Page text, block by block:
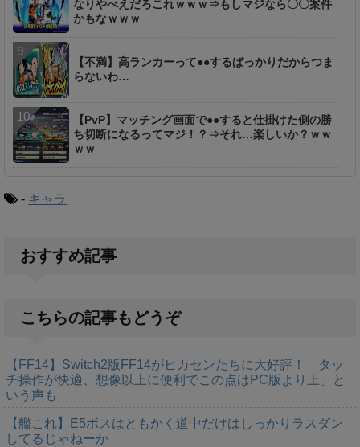
なりやべえだろこれｗｗｗ⇒もしマジなら〇〇案件
かもなｗｗｗ
【不満】高ランカーって●●するばっかりだからつま
らないわ…
【PvP】マッチング画面で●●すると仕掛けた側の勝
ち切断になるってマジ！？⇒それ…楽しいか？ｗｗ
ｗｗ
- キャラ
おすすめ記事
こちらの記事もどうぞ
【FF14】Switch2版FF14がヒカセンたちに大好評！「タッ
チ操作が快適、想像以上に便利でこの点はPC版より上」と
いう声も
【艦これ】E5ボスはともかく道中だけはしっかりラスダン
してるじゃねーか